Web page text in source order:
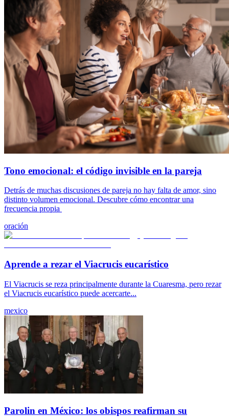
Tono emocional: el código invisible en la pareja
Detrás de muchas discusiones de pareja no hay falta de amor, sino
distinto volumen emocional. Descubre cómo encontrar una
frecuencia propia
oración
Aprende a rezar el Viacrucis eucarístico
El Viacrucis se reza principalmente durante la Cuaresma, pero rezar
el Viacrucis eucarístico puede acercarte...
mexico
Parolin en México: los obispos reafirman su